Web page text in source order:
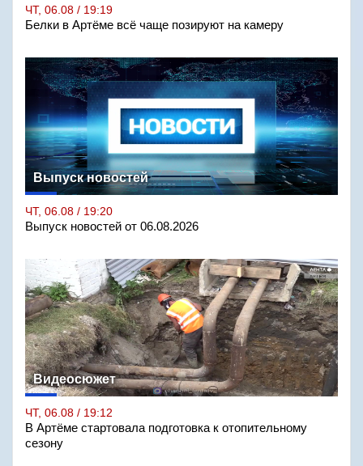
ЧТ, 06.08 / 19:19
Белки в Артёме всё чаще позируют на камеру
Выпуск новостей
ЧТ, 06.08 / 19:20
Выпуск новостей от 06.08.2026
Видеосюжет
ЧТ, 06.08 / 19:12
В Артёме стартовала подготовка к отопительному
сезону